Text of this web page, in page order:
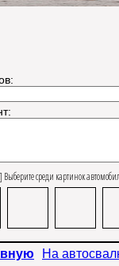
среди картинок
На